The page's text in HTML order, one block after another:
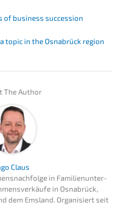
of business succession
topic in the Osnabrück region
The Author
Claus
in Famili­en­un­ter­
in Osnabrück,
dem Emsland. Organi­siert seit